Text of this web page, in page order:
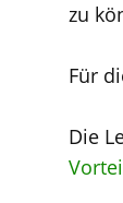
zu
Für
Die